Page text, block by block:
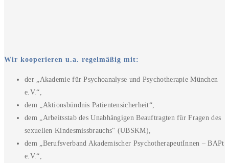
Wir kooperieren u.a. regelmäßig mit:
der „Akademie für Psychoanalyse und Psychotherapie München
e.V.“,
dem „Aktionsbündnis Patientensicherheit“,
dem „Arbeitsstab des Unabhängigen Beauftragten für Fragen des
sexuellen Kindesmissbrauchs“ (UBSKM),
dem „Berufsverband Akademischer PsychotherapeutInnen – BAPt
e.V.“,